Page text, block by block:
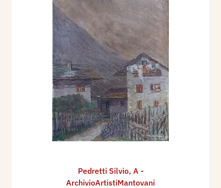
Pedretti Silvio, A -
ArchivioArtistiMantovani